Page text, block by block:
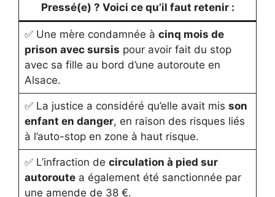
Pressé(e) ? Voici ce qu’il faut retenir :
✅ Une mère condamnée à cinq mois de
prison avec sursis pour avoir fait du stop
avec sa fille au bord d’une autoroute en
Alsace.
✅ La justice a considéré qu’elle avait mis son
enfant en danger, en raison des risques liés
à l’auto-stop en zone à haut risque.
✅ L’infraction de circulation à pied sur
autoroutea également été sanctionnée par
une amende de 38 €.